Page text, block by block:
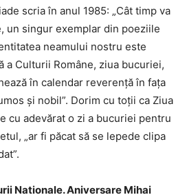
scria în anul 1985: „Cât timp va
un singur exemplar din poeziile
neamului nostru este
a Culturii Române, ziua bucuriei,
în calendar reverență în fața
și nobil”. Dorim cu toții ca Ziua
cu adevărat o zi a bucuriei pentru
„ar fi păcat să se lepede clipa
Nationale. Aniversare Mihai